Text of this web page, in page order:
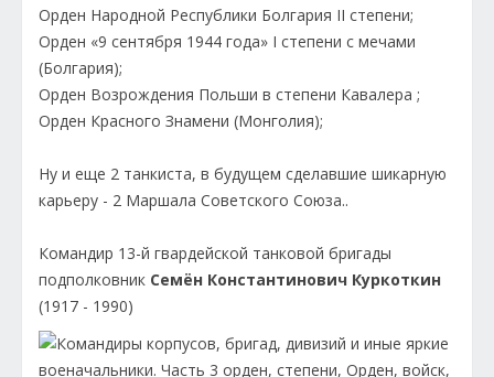
Орден Народной Республики Болгария II степени;
Орден «9 сентября 1944 года» I степени с мечами
(Болгария);
Орден Возрождения Польши в степени Кавалера ;
Орден Красного Знамени (Монголия);
Ну и еще 2 танкиста, в будущем сделавшие шикарную
карьеру - 2 Маршала Советского Союза..
Командир 13-й гвардейской танковой бригады
подполковник Семён Константинович Куркоткин
(1917 - 1990)